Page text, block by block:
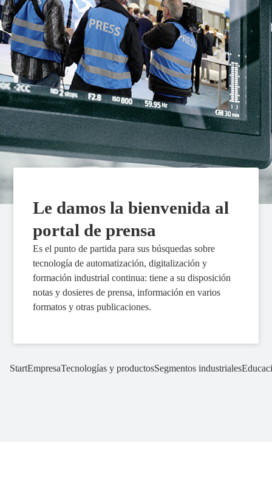
Le damos la bienvenida al
portal de prensa
Es el punto de partida para sus búsquedas sobre
tecnología de automatización, digitalización y
formación industrial continua: tiene a su disposición
notas y dosieres de prensa, información en varios
formatos y otras publicaciones.
StartEmpresaTecnologías y productosSegmentos industriales